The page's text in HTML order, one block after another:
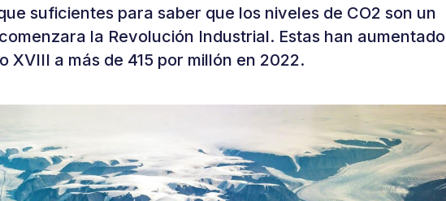
suficientes para saber que los niveles de CO2 son un
la Revolución Industrial. Estas han aumentado
XVIII a más de 415 por millón en 2022.